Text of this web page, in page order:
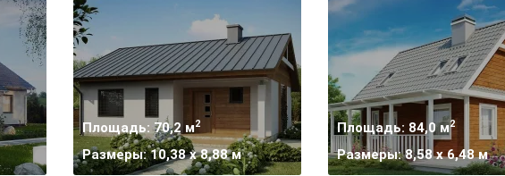
Площадь: 70,2 м2
Размеры: 10,38 x 8,88 м
Площадь: 84,0 м2
Размеры: 8,58 x 6,48 м